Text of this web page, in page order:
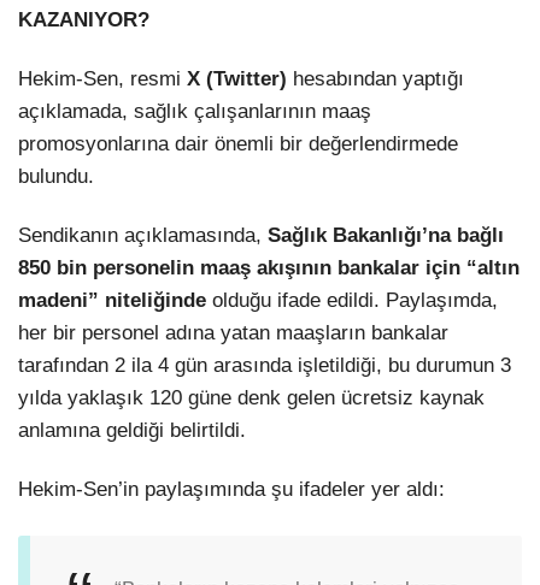
Dribbble
KAZANIYOR?
Hekim-Sen, resmi X (Twitter) hesabından yaptığı
açıklamada, sağlık çalışanlarının maaş
promosyonlarına dair önemli bir değerlendirmede
bulundu.
Sendikanın açıklamasında, Sağlık Bakanlığı’na bağlı
850 bin personelin maaş akışının bankalar için “altın
madeni” niteliğinde olduğu ifade edildi. Paylaşımda,
her bir personel adına yatan maaşların bankalar
tarafından 2 ila 4 gün arasında işletildiği, bu durumun 3
yılda yaklaşık 120 güne denk gelen ücretsiz kaynak
anlamına geldiği belirtildi.
Hekim-Sen’in paylaşımında şu ifadeler yer aldı: